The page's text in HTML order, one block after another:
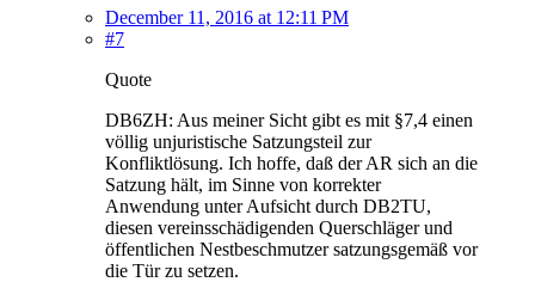
December 11, 2016 at 12:11 PM
#7
Quote
DB6ZH: Aus meiner Sicht gibt es mit §7,4 einen
völlig unjuristische Satzungsteil zur
Konfliktlösung. Ich hoffe, daß der AR sich an die
Satzung hält, im Sinne von korrekter
Anwendung unter Aufsicht durch DB2TU,
diesen vereinsschädigenden Querschläger und
öffentlichen Nestbeschmutzer satzungsgemäß vor
die Tür zu setzen.